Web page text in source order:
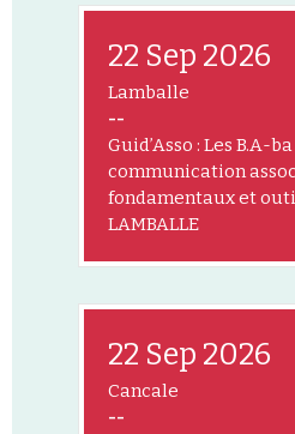
22 Sep 2026
Lamballe
--
Guid’Asso : Les B.A-
communication
fondamentaux et
LAMBALLE
22 Sep 2026
Cancale
--